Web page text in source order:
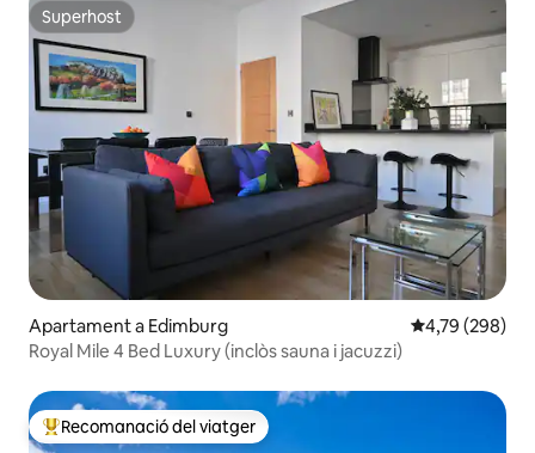
Superhost
Superhost
Apartament a Edimburg 4,79 de
4,79 (298)
Royal Mile 4 Bed Luxury (inclòs sauna i jacuzzi)
Principals recomanacions dels viatgers
Recomanació del viatger